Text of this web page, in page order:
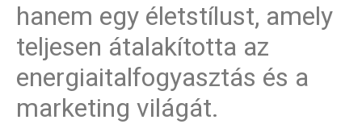
hanem egy életstílust, amely
teljesen átalakította az
energiaitalfogyasztás és a
marketing világát.